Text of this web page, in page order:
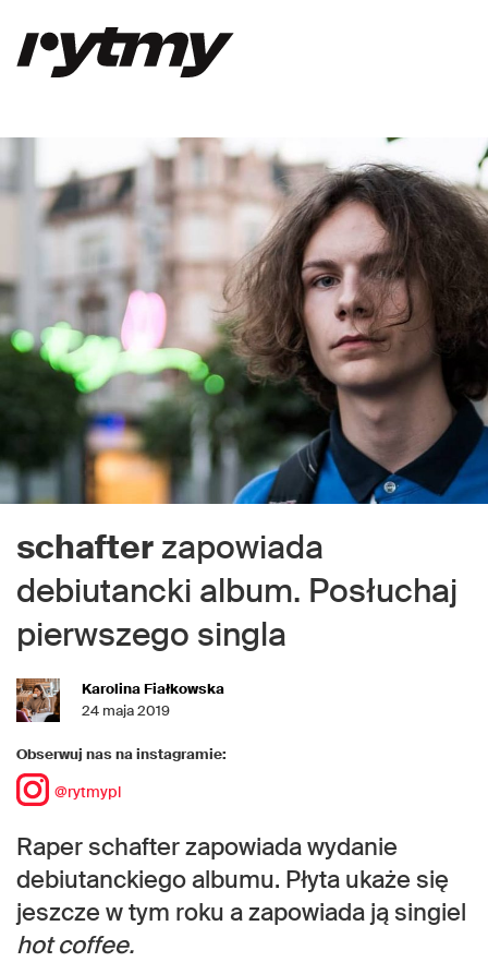
schafter zapowiada
debiutancki album. Posłuchaj
pierwszego singla
Karolina Fiałkowska
24 maja 2019
Obserwuj nas na instagramie:
@rytmypl
Raper schafter zapowiada wydanie
debiutanckiego albumu. Płyta ukaże się
jeszcze w tym roku a zapowiada ją singiel
hot coffee.